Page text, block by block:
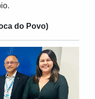
do Povo)